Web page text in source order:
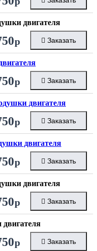
двигателя
р Заказать
р Заказать
двигателя
р Заказать
двигателя
р Заказать
двигателя
р Заказать
р Заказать